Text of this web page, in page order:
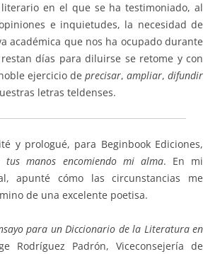
en el que se ha testimoniado, al
e inquietudes, la necesidad de
académica que nos ha ocupado durante
días para diluirse se retome y con
ejercicio de precisar, ampliar, difundir
letras teldenses.
y prologué, para Beginbook Ediciones,
tus manos encomiendo mi alma. En mi
apunté cómo las circunstancias me
de una excelente poetisa.
para un Diccionario de la Literatura en
Rodríguez Padrón, Viceconsejería de